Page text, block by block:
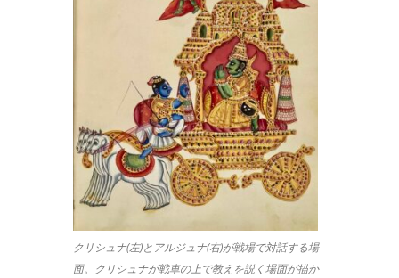
クリシュナ(左)とアルジュナ(右)が戦場で対話する場
面。クリシュナが戦車の上で教えを説く場面が描か